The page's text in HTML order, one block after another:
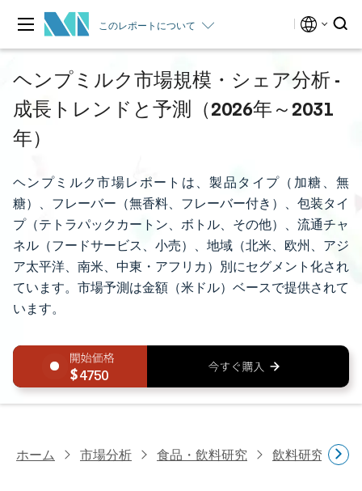
このレポートについて
ヘンプミルク市場規模・シェア分析 -
成長トレンドと予測（2026年～2031
年）
ヘンプミルク市場レポートは、製品タイプ（加糖、無
糖）、フレーバー（無香料、フレーバー付き）、包装タイ
プ（テトラパックカートン、ボトル、その他）、流通チャ
ネル（フードサービス、小売）、地域（北米、欧州、アジ
ア太平洋、南米、中東・アフリカ）別にセグメント化され
ています。市場予測は金額（米ドル）ベースで提供されて
います。
4750
ホーム 市場分析 食品・飲料研究 飲料研究